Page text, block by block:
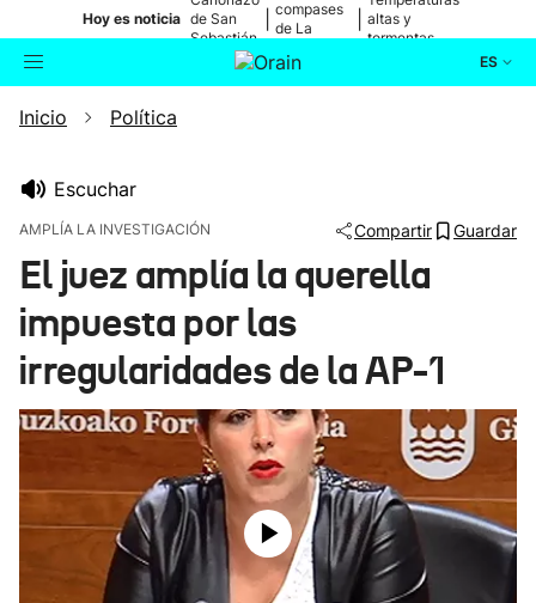
Hoy es noticia de San
Sebastián
compases
de La
altas y
tormentas
ES
Buscador
Ikusmiran
Eguraldia
Inicio Política
Escuchar
AMPLÍA LA INVESTIGACIÓN Compartir Guardar
El juez amplía la querella
impuesta por las
irregularidades de la AP-1